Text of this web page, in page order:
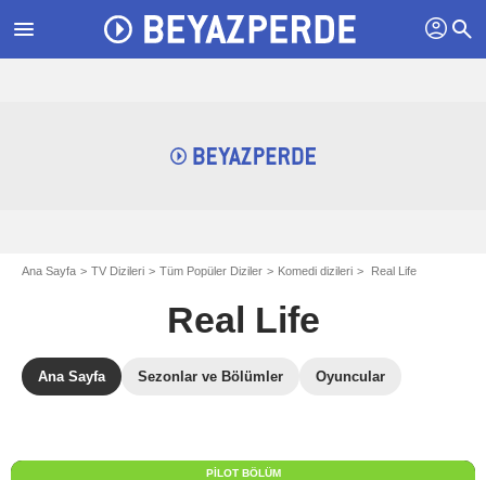
menu profil search
Ana Sayfa TV Dizileri Tüm Popüler Diziler Komedi dizileri Real Life
Real Life
Ana Sayfa Sezonlar ve Bölümler Oyuncular
PILOT BÖLÜM